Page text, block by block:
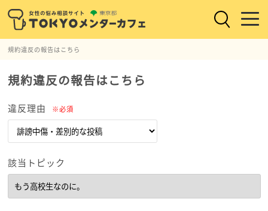
規約違反の報告はこちら
規約違反の報告はこちら
違反理由 ※必須
該当トピック